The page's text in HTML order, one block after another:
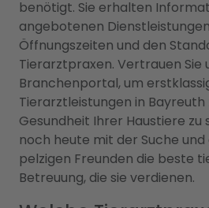
benötigt. Sie erhalten
angebotenen
Öffnungszeiten und den
Tierarztpraxen. Vertrauen Sie
Branchenportal, um
Tierarztleistungen in Bayreuth
Gesundheit Ihrer Haustiere zu
noch heute mit der Suche und
pelzigen Freunden die beste
Betreuung, die sie verdienen.